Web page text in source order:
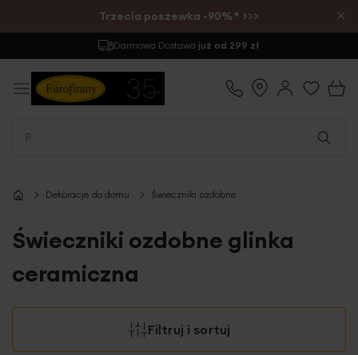
Trzecia poszewka -90%* >>> ×
Zwrotdo 30 dni
Dekoracje do domu Świeczniki ozdobne
Świeczniki ozdobne glinka
ceramiczna
Filtruj i sortuj